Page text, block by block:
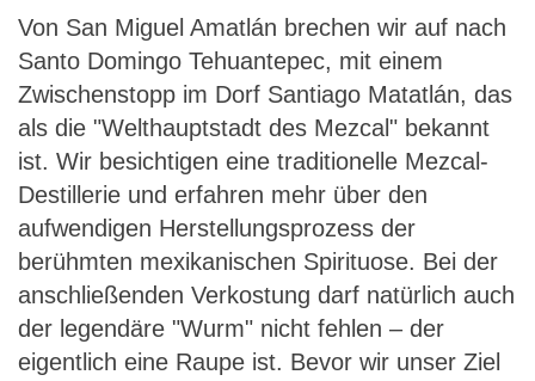
Von San Miguel Amatlán brechen wir auf nach
Santo Domingo Tehuantepec, mit einem
Zwischenstopp im Dorf Santiago Matatlán, das
als die "Welthauptstadt des Mezcal" bekannt
ist. Wir besichtigen eine traditionelle Mezcal-
Destillerie und erfahren mehr über den
aufwendigen Herstellungsprozess der
berühmten mexikanischen Spirituose. Bei der
anschließenden Verkostung darf natürlich auch
der legendäre "Wurm" nicht fehlen – der
eigentlich eine Raupe ist. Bevor wir unser Ziel